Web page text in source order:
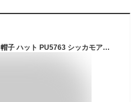
【6/30まで15%OFF】 コロンビア 帽子 ハット PU5763 シッカモアライトブーニー サファリハット バケットハット UVカット UPF50+ 洗濯機OK 顎紐付 メンズ レディース Columbia 正規品 紫外線熱中症対策 父の日ギフト ユニセックス [22226ss][0406l]